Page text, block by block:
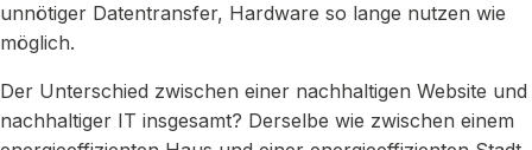
unnötiger Datentransfer, Hardware so lange nutzen wie
möglich.
Der Unterschied zwischen einer nachhaltigen Website und
nachhaltiger IT insgesamt? Derselbe wie zwischen einem